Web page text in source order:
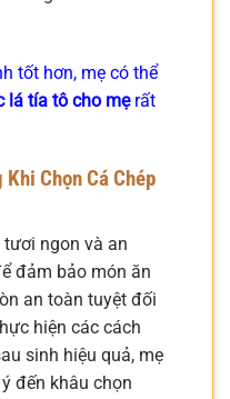
tốt hơn, mẹ có thể
lá tía tô cho mẹrất
Khi Chọn Cá Chép
ngon và an
đảm bảo món ăn
an toàn tuyệt đối
hiện các cách
sinh hiệu quả, mẹ
đến khâu chọn